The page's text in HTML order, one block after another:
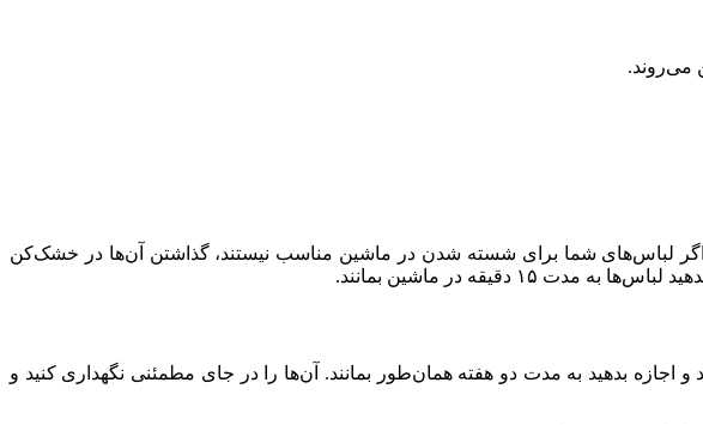
لباس‌های شما برای شسته شدن در ماشین مناسب نیستند، گذاشتن آن‌ها در خشک‌کن
در ماشین بمانند.
بدهید به مدت دو هفته همان‌طور بمانند. آن‌ها را در جای مطمئنی نگهداری کنید و